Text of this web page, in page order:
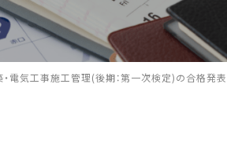
・電気工事施工管理(後期：第一次検定)の合格発